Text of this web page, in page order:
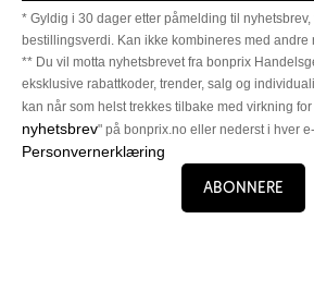
* Gyldig i 30 dager etter påmelding til
bestillingsverdi. Kan ikke kombineres med andre
** Du vil motta nyhetsbrevet fra bonprix
eksklusive rabattkoder, trender, salg og
kan når som helst trekkes tilbake med virkning
nyhetsbrev" på bonprix.no eller nederst i hver
Personvernerklæring
Abonnere